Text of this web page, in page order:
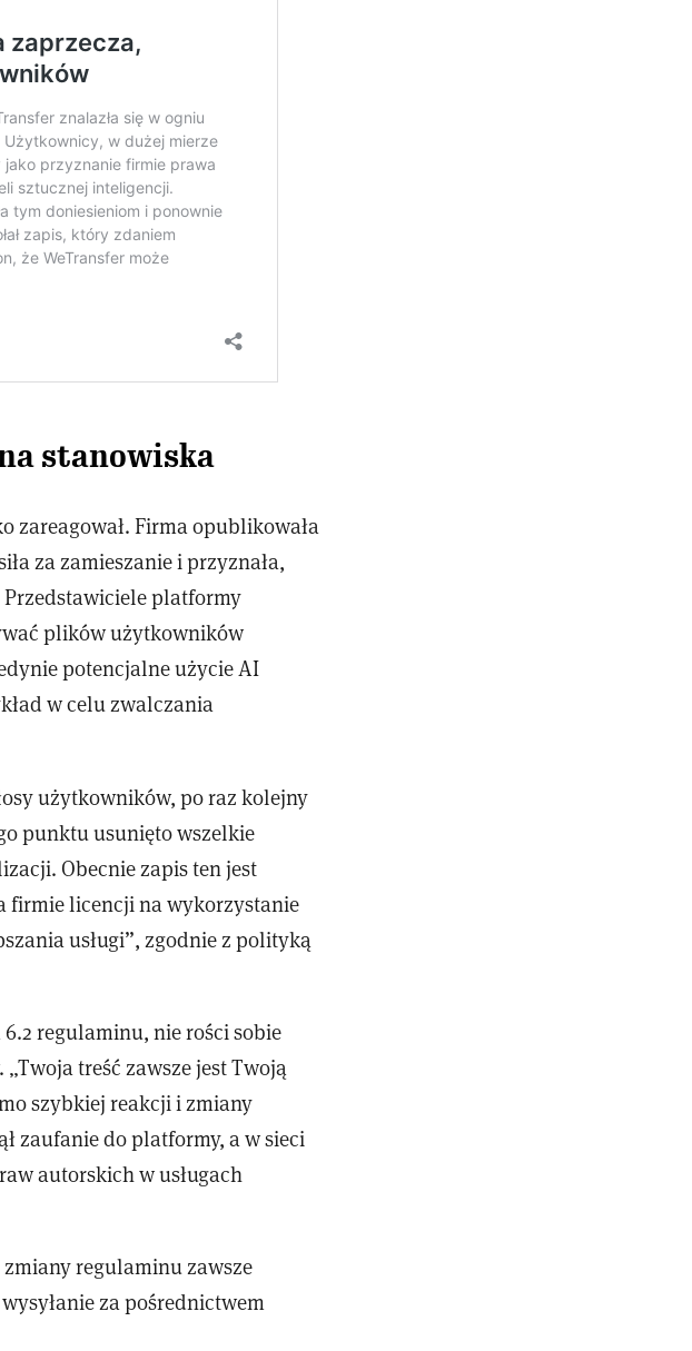
stanowiska
zareagował. Firma opublikowała
za zamieszanie i przyznała,
Przedstawiciele platformy
plików użytkowników
potencjalne użycie AI
w celu zwalczania
użytkowników, po raz kolejny
punktu usunięto wszelkie
Obecnie zapis ten jest
firmie licencji na wykorzystanie
usługi”, zgodnie z polityką
regulaminu, nie rości sobie
treść zawsze jest Twoją
szybkiej reakcji i zmiany
zaufanie do platformy, a w sieci
autorskich w usługach
regulaminu zawsze
za pośrednictwem